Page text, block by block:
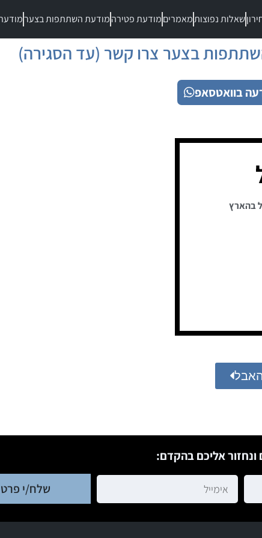
שאלות נפוצותמאמריםמודעת פטירהמודעת השתתפות בצער
בצער צרו קשר (עד הסגירה)
בוואטסאפ
בהארץ
ונחזור אליכם בהקדם:
שלח/י